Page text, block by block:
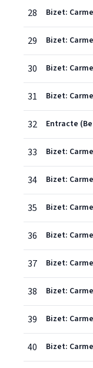
28
29
30 Bizet:
31
32 Entracte
33
34
35
36
37
38 Bizet:
39
40